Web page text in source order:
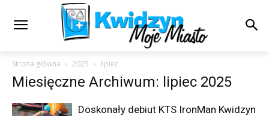
Strona główna 2025 lipiec
Miesięczne Archiwum: lipiec 2025
Doskonały debiut KTS IronMan Kwidzyn